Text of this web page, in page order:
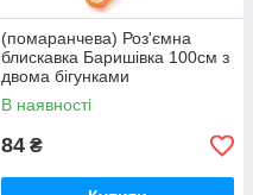
(помаранчева) Роз'ємна
блискавка Баришівка 100см з
двома бігунками
В наявності
84 ₴